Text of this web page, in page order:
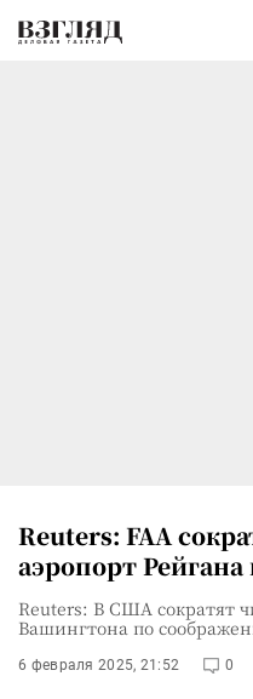
Reuters: FAA
аэропорт
Reuters: В США сократят
Вашингтона по
6 февраля 2025, 21:52 0